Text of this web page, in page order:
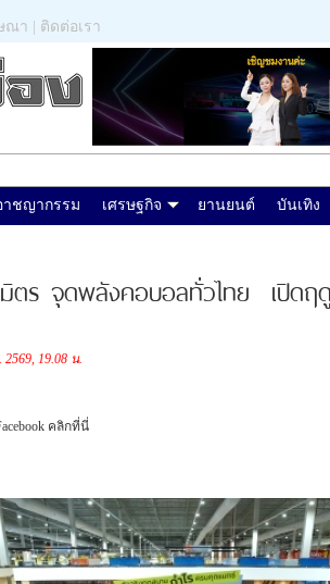
ณา ติดต่อเรา
าชญากรรม เศรษฐกิจ ยานยนต์ บันเทิง
ร จุดพลังคอบอลทั่วไทย เปิดฤดู
19.08 น.
คลิกที่นี่